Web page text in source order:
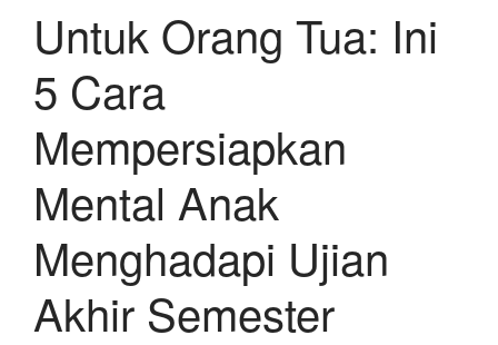
Untuk Orang Tua: Ini
5 Cara
Mempersiapkan
Mental Anak
Menghadapi Ujian
Akhir Semester